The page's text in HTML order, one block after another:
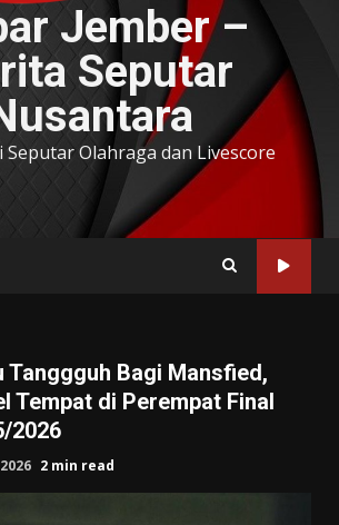
Jember –
Seputar
Olahraga dan Livescore
Tanggguh Bagi Mansfied,
Tempat di Perempat Final
2026
2 min read